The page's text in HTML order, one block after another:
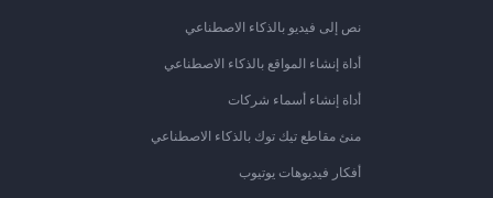
نص إلى فيديو بالذكاء الاصطناعي
أداة إنشاء المواقع بالذكاء الاصطناعي
أداة إنشاء أسماء شركات
منئ مقاطع تيك توك بالذكاء الاصطناعي
أفكار فيديوهات يوتيوب